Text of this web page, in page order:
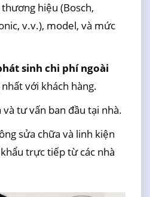
hiệu (Bosch,
v.v.), model, và mức
sinh chi phí ngoài
với khách hàng.
tư vấn ban đầu tại nhà.
sửa chữa và linh kiện
trực tiếp từ các nhà